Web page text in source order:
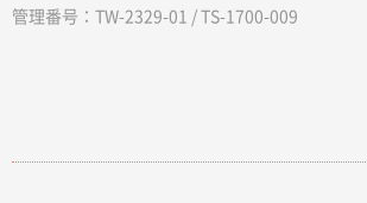
管理番号：TW-2329-01 / TS-1700-009